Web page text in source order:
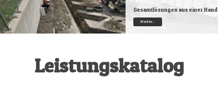
Gesamtlösungen aus einer
Weiter...
Leistungskatalog